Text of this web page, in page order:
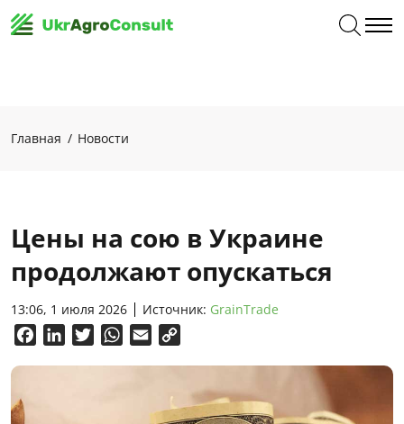
Главная Новости
Цены на сою в Украине
продолжают опускаться
13:06, 1 июля 2026 Источник: GrainTrade
FacebookLinkedInTwitterWhatsApp
Email